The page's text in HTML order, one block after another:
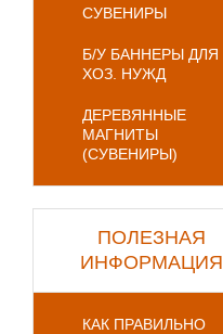
СУВЕНИРЫ
Б/У БАННЕРЫ ДЛЯ
ХОЗ. НУЖД
ДЕРЕВЯННЫЕ
МАГНИТЫ
(СУВЕНИРЫ)
ПОЛЕЗНАЯ
ИНФОРМАЦИЯ
КАК ПРАВИЛЬНО